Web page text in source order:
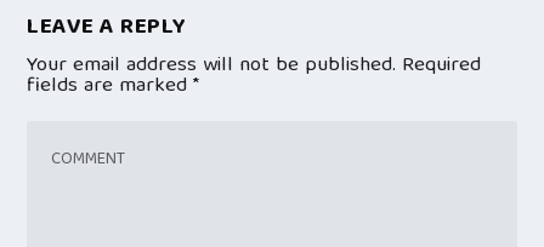
LEAVE A REPLY
Your email address will not be published. Required
fields are marked*